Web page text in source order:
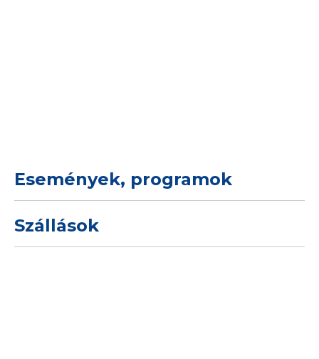
Események, programok
Szállások